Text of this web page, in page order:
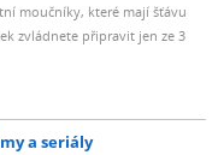
moučníky, které mají šťávu
zvládnete připravit jen ze 3
a seriály